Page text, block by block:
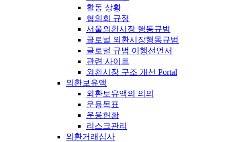
활동 상황
협의회 규정
서울외환시장 행동규범
글로벌 외환시장행동규범
글로벌 규범 이행선언서
관련 사이트
외환시장 구조 개선 Portal
외환보유액
외환보유액의 의의
운용목표
운용현황
리스크관리
외환거래심사